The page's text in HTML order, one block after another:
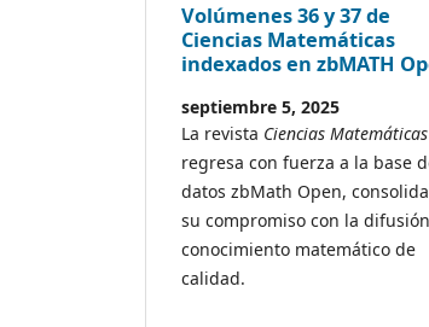
Volúmenes 36 y 37 de
Ciencias Matemáticas
indexados en zbMATH
septiembre 5, 2025
La revista Ciencias Matemáticas
regresa con fuerza a la base
datos zbMath Open,
su compromiso con la
conocimiento matemático de
calidad.